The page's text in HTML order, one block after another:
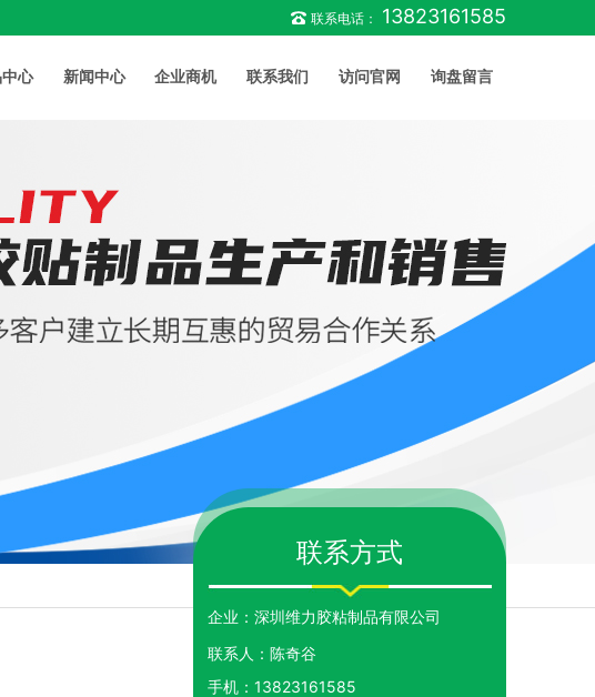
联系电话： 13823161585
心 新闻中心 企业商机 联系我们 访问官网 询盘留言
联系方式
企业： 深圳维力胶粘制品有限公司
联系人： 陈奇谷
手机： 13823161585